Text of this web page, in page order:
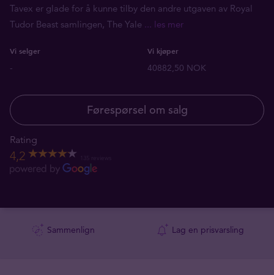
Tavex er glade for å kunne tilby den andre utgaven av Royal
Tudor Beast samlingen, The Yale ... les mer
Vi selger Vi kjøper
- 40882,50 NOK
Førespørsel om salg
Rating
4,2
Sammenlign Lag en prisvarsling